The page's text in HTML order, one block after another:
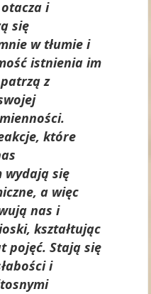
i
się
w tłumie i
istnienia im
z
które
wydają się
a więc
nas i
kształtując
pojęć. Stają się
i